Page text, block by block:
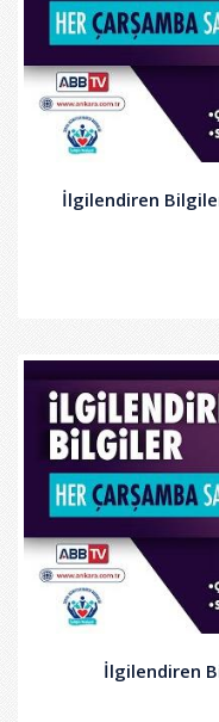
İlgilendiren
İlgilendiren